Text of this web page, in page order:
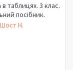
таблицях. 3 клас.
посібник.
Шост Н.